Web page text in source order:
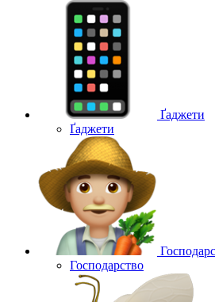
Ґаджети
Ґаджети
Господарство